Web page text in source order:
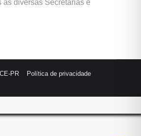
diversas Secretarias e
PR
Política de privacidade